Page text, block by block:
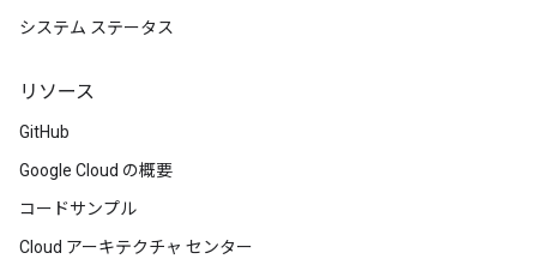
システム ステータス
リソース
GitHub
Google Cloud の概要
コードサンプル
Cloud アーキテクチャ センター